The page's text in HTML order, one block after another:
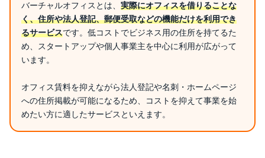
Signature札幌ダイビル
リージャス札幌駅前通ビジネスセンター
リージャス札幌大通ビジネスセンター
CENTER OFFICE 札幌 大通東
札幌BIZNIXオフィススペース
バーチャルオフィスとは、 実際にオフィスを借りることな
く、住所や法人登記、郵便受取などの機能だけを利用でき
るサービスです。低コストでビジネス用の住所を持てるた
め、スタートアップや個人事業主を中心に利用が広がって
います。
オフィス賃料を抑えながら法人登記や名刺・ホームページ
への住所掲載が可能になるため、コストを抑えて事業を始
めたい方に適したサービスといえます。